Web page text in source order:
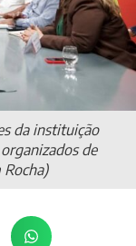
da instituição
de